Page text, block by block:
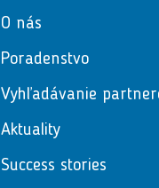
O nás
Poradenstvo
Vyhľadávanie
Aktuality
Success stories